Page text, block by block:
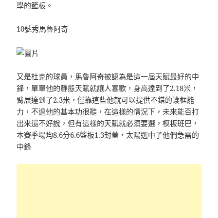
學的籃板。
10號秀馬魯阿奇
又是杜克的球員，馬魯阿奇被認為是這一屆天賦最好的中
鋒，單單他的靜態天賦就讓人喜歡，身高達到了2.18米，
臂展達到了2.3米，僅靠這些他就可以提供不錯的護框能
力，不過他的基本功很糙，在這樣的情況下，未來能否打
出來還不好說，但有這樣的天賦就必須要選，模板班巴，
本賽季場均8.6分6.6籃板1.3封蓋，太陽選中了他們急需的
中鋒